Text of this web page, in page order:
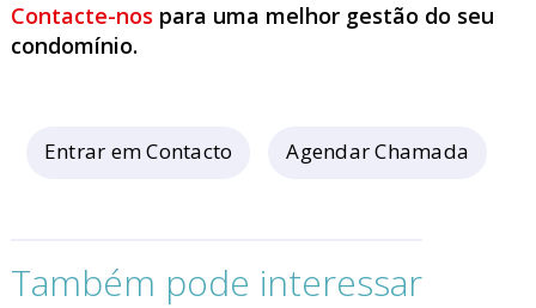
Contacte-nos para uma melhor gestão do seu
condomínio.
Entrar em Contacto Agendar Chamada
Também pode interessar